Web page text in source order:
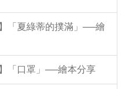
「夏綠蒂的撲滿」──繪
「口罩」──繪本分享